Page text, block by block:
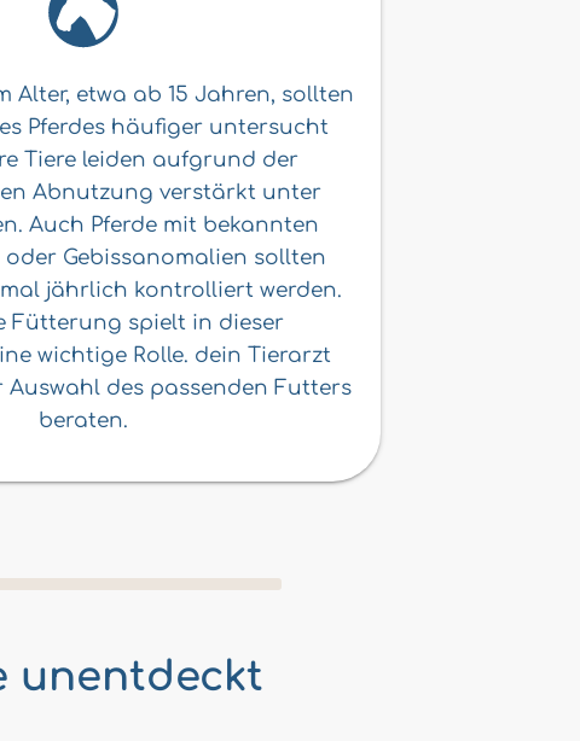
Alter, etwa ab 15 Jahren, sollten
Pferdes häufiger untersucht
Tiere leiden aufgrund der
Abnutzung verstärkt unter
Auch Pferde mit bekannten
Gebissanomalien sollten
jährlich kontrolliert werden.
Fütterung spielt in dieser
wichtige Rolle. dein Tierarzt
des passenden Futters
beraten.
unentdeckt